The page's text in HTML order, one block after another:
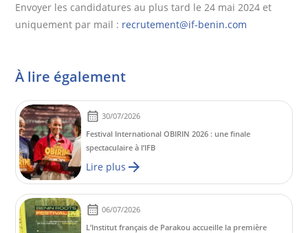
Envoyer les candidatures au plus tard le 24 mai 2024 et
uniquement par mail : recrutement@if-benin.com
À lire également
30/07/2026
Festival International OBIRIN 2026 : une finale
spectaculaire à l’IFB
Lire plus
06/07/2026
L’Institut français de Parakou accueille la première